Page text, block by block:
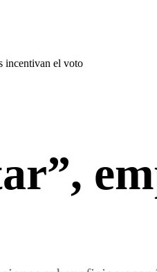
incentivan el voto